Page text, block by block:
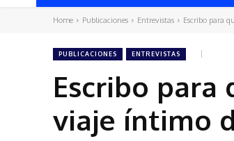
Home Publicaciones Entrevistas Escribo para
PUBLICACIONES ENTREVISTAS
Escribo
viaje íntimo